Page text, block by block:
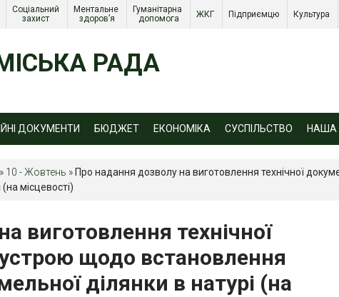
Соціальний
захист
Ментальне
здоров’я
Гуманітарна
допомога
ЖКГ Підприємцю Культура
РАДА
ДОКУМЕНТИ БЮДЖЕТ ЕКОНОМІКА СУСПІЛЬСТВО НАША
» 10 - Жовтень » Про надання дозволу на виготовлення технічної
місцевості)
виготовлення технічної
щодо встановлення
ділянки в натурі (на